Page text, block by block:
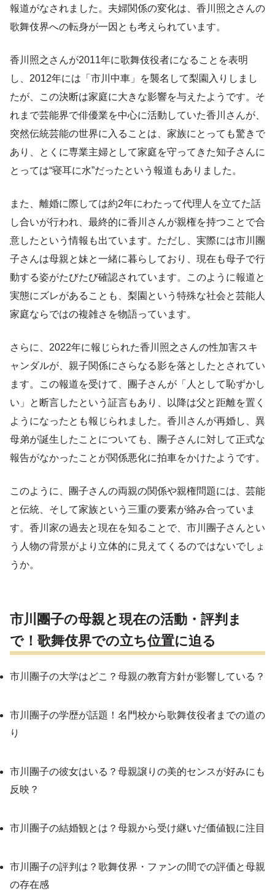
報道がなされました。夫婦関係の変化は、香川照之さんの
歌舞伎界への転身が一因とも考えられています。
香川照之さんが2011年に歌舞伎役者になることを表明
し、2012年には「市川中車」を襲名して梨園入りしまし
たが、この決断は家庭に大きな影響を与えたようです。そ
れまで芸能界で俳優業を中心に活動していた香川さんが、
突然伝統芸能の世界に入ることは、家族にとっても驚きで
あり、とくに専業主婦として家庭を守ってきた知子さんに
とっては“寝耳に水”だったという報道もありました。
また、離婚に際しては約2年にわたって代理人を立てた話
し合いが行われ、最終的に香川さんが親権を持つことで合
意したという情報も出ています。ただし、実際には市川團
子さんは母親と妹と一緒に暮らしており、現在も母子で行
動する姿がたびたび確認されています。このように報道と
実態にズレがあることも、梨園という特殊な社会と芸能人
家庭ならではの複雑さを物語っています。
さらに、2022年に報じられた香川照之さんの性加害スキ
ャンダルが、親子関係にさらなる影を落としたとされてい
ます。この報道を受けて、團子さんが「人として恥ずかし
い」と断言したという証言もあり、以降は父と距離を置く
ようになったとも報じられました。香川さんが再婚し、異
母弟が誕生したことについても、團子さんに対して正式な
報告がなかったことが関係悪化に拍車をかけたようです。
このように、團子さんの両親の関係や親権問題には、芸能
と伝統、そして家族という三重の要素が絡み合っていま
す。香川家の過去と現在を知ることで、市川團子さんとい
う人物の背景がより立体的に見えてくるのではないでしょ
うか。
市川團子の母親と現在の活動・評判ま
で！歌舞伎界での立ち位置に迫る
市川團子の大学はどこ？母親の教育方針が影響している？
市川團子の学歴が話題！名門校から歌舞伎役者までの道の
り
市川團子の彼女はいる？母親譲りの美的センスが好みにも
反映？
市川團子の結婚観とは？母親から受け継いだ価値観に注目
市川團子の評判は？歌舞伎界・ファンの間での評価と母親
の存在感